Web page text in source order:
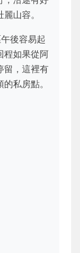
山容。
後容易起
程如果從阿
留，這裡有
私房點。